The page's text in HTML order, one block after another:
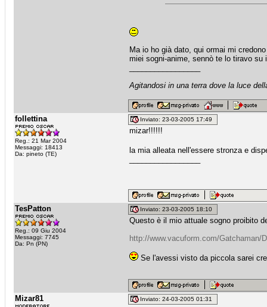
Ma io ho già dato, qui ormai mi
miei sogni-anime, sennò te lo tiravo su
Agitandosi in una terra dove la luce
follettina
Reg.: 21 Mar 2004
Messaggi: 18413
Da: pineto (TE)
Inviato: 23-03-2005 17:49
mizar!!!!!!
la mia alleata nell'essere stronza e
TesPatton
Reg.: 09 Giu 2004
Messaggi: 7745
Da: Pn (PN)
Inviato: 23-03-2005 18:10
Questo è il mio attuale sogno proibito
http://www.vacuform.com/Gatchaman/
Se l'avessi visto da piccola sarei
Mizar81 Inviato: 24-03-2005 01:31